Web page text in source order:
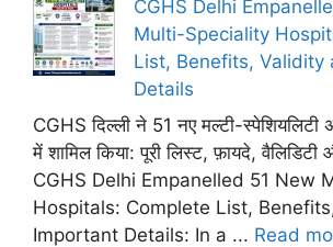
CGHS Delhi
Multi-Speciality
List, Benefits, Validity
Details
CGHS दिल्ली ने 51 नए मल्टी-स्पेशियलिटी
में शामिल किया: पूरी लिस्ट, फ़ायदे, वैलिडिटी
CGHS Delhi Empanelled 51 New
Hospitals: Complete List,
Important Details: In a ... Read